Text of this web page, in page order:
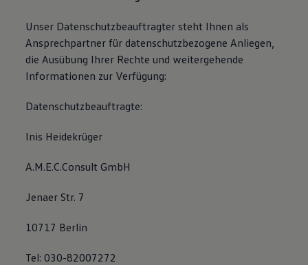
Unser Datenschutzbeauftragter steht Ihnen als
Ansprechpartner für datenschutzbezogene Anliegen,
die Ausübung Ihrer Rechte und weitergehende
Informationen zur Verfügung:
Datenschutzbeauftragte:
Inis Heidekrüger
A.M.E.C.Consult GmbH
Jenaer Str. 7
10717 Berlin
Tel: 030-82007272